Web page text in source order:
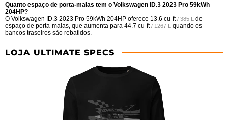
Quanto espaço de porta-malas tem o Volkswagen ID.3 2023 Pro 59kWh
204HP?
O Volkswagen ID.3 2023 Pro 59kWh 204HP oferece 13.6 cu-ft / 385 L de
espaço de porta-malas, que aumenta para 44.7 cu-ft / 1267 L quando os
bancos traseiros são rebatidos.
LOJA ULTIMATE SPECS